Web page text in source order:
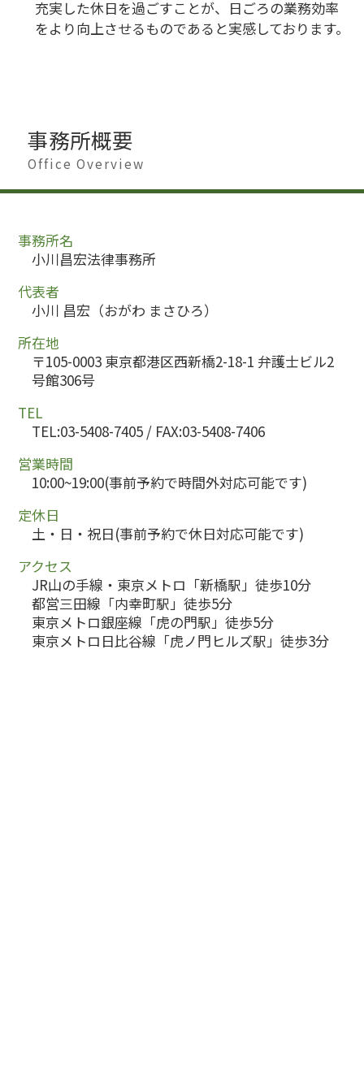
充実した休日を過ごすことが、日ごろの業務効率
をより向上させるものであると実感しております。
事務所概要
Office Overview
事務所名
小川昌宏法律事務所
代表者
小川 昌宏（おがわ まさひろ）
所在地
〒105-0003 東京都港区西新橋2-18-1 弁護士ビル2
号館306号
TEL
TEL:03-5408-7405 / FAX:03-5408-7406
営業時間
10:00~19:00(事前予約で時間外対応可能です)
定休日
土・日・祝日(事前予約で休日対応可能です)
アクセス
JR山の手線・東京メトロ「新橋駅」徒歩10分
都営三田線「内幸町駅」徒歩5分
東京メトロ銀座線「虎の門駅」徒歩5分
東京メトロ日比谷線「虎ノ門ヒルズ駅」徒歩3分